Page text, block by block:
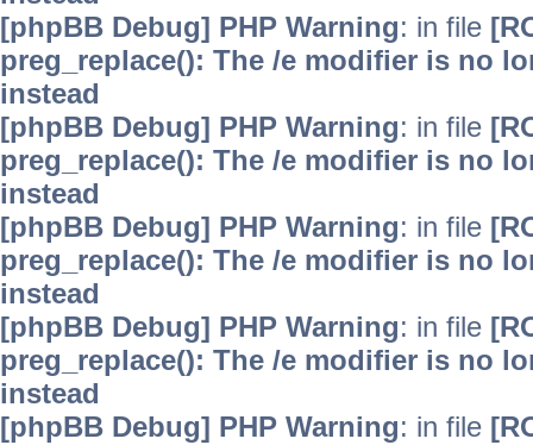
[phpBB Debug] PHP Warning: in file
preg_replace(): The /e modifier is no
instead
[phpBB Debug] PHP Warning: in file
preg_replace(): The /e modifier is no
instead
[phpBB Debug] PHP Warning: in file
preg_replace(): The /e modifier is no
instead
[phpBB Debug] PHP Warning: in file
preg_replace(): The /e modifier is no
instead
[phpBB Debug] PHP Warning: in file